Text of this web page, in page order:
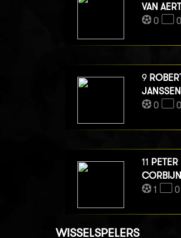
VAN
0
0
9
JANSSEN
0
0
11 PETER
CORBIJN
1
0
WISSELSPELERS